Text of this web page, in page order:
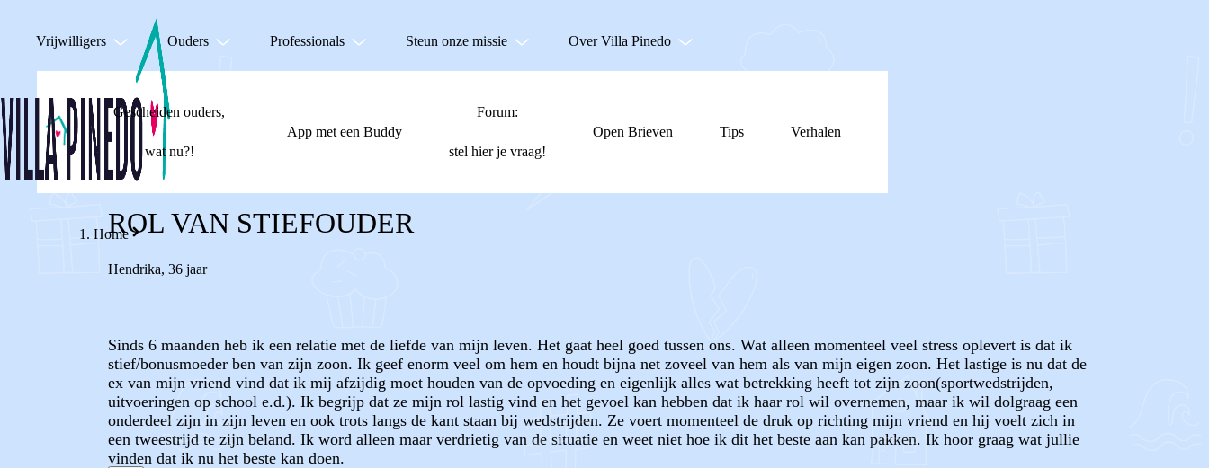
Vrijwilligers Ouders Professionals Steun onze missie Over Villa Pinedo
Gescheiden ouders,
wat nu?!
App met een Buddy
Forum:
stel hier je vraag!
Open Brieven Tips Verhalen
Home
ROL VAN STIEFOUDER
Hendrika, 36 jaar
Sinds 6 maanden heb ik een relatie met de liefde van mijn leven. Het gaat heel goed tussen ons. Wat alleen momenteel veel stress oplevert is dat ik
stief/bonusmoeder ben van zijn zoon. Ik geef enorm veel om hem en houdt bijna net zoveel van hem als van mijn eigen zoon. Het lastige is nu dat de
ex van mijn vriend vind dat ik mij afzijdig moet houden van de opvoeding en eigenlijk alles wat betrekking heeft tot zijn zoon(sportwedstrijden,
uitvoeringen op school e.d.). Ik begrijp dat ze mijn rol lastig vind en het gevoel kan hebben dat ik haar rol wil overnemen, maar ik wil dolgraag een
onderdeel zijn in zijn leven en ook trots langs de kant staan bij wedstrijden. Ze voert momenteel de druk op richting mijn vriend en hij voelt zich in
een tweestrijd te zijn beland. Ik word alleen maar verdrietig van de situatie en weet niet hoe ik dit het beste aan kan pakken. Ik hoor graag wat jullie
vinden dat ik nu het beste kan doen.